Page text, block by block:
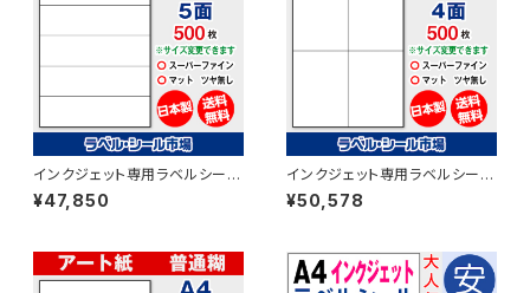
インクジェット専用ラベルシール
マットコートA4-5面 500枚 ス
ーパーファイン T1Y5iA
¥47,850
インクジェット専用ラベルシール
マットコートA4-4面 500枚 ス
ーパーファイン T2Y2iA
¥50,578